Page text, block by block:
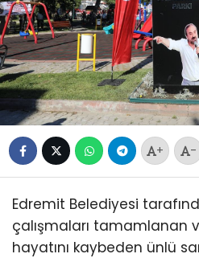
+ -
Edremit Belediyesi
çalışmaları tamamlanan
hayatını kaybeden ünlü